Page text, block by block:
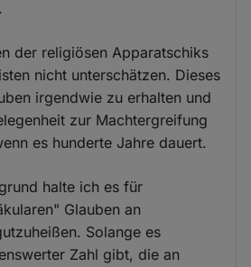
der religiösen Apparatschiks
nicht unterschätzen. Dieses
irgendwie zu erhalten und
zur Machtergreifung
es hunderte Jahre dauert.
halte ich es für
Glauben an
Solange es
Zahl gibt, die an